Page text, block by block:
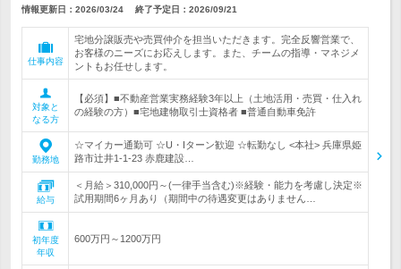
情報更新日：2026/03/24 終了予定日： 2026/09/21
仕事内容
宅地分譲販売や売買仲介を担当いただきます。完全反響営業で、
お客様のニーズにお応えします。また、チームの指導・マネジメ
ントもお任せします。
対象と
なる方
【必須】■不動産営業実務経験3年以上（土地活用・売買・仕入れ
の経験の方）■宅地建物取引士資格者 ■普通自動車免許
勤務地
☆マイカー通勤可 ☆U・Iターン歓迎 ☆転勤なし <本社> 兵庫県姫
路市辻井1-1-23 赤鹿建設…
給与
＜月給＞310,000円～(一律手当含む)※経験・能力を考慮し決定※
試用期間6ヶ月あり（期間中の待遇変更はありません…
初年度
年収
600万円～1200万円